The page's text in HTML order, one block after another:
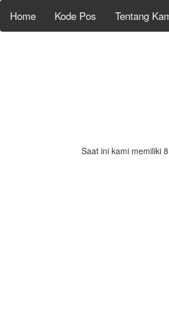
Home Kode Pos Tentang
Saat ini kami memiliki